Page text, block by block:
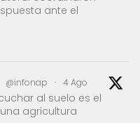
ante el
@infonap · 4 Ago
al suelo es el
agricultura